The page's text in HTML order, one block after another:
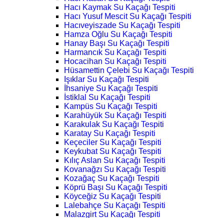
Hacı Kaymak Su Kaçağı Tespiti
Hacı Yusuf Mescit Su Kaçağı Tespiti
Hacıveyiszade Su Kaçağı Tespiti
Hamza Oğlu Su Kaçağı Tespiti
Hanay Başı Su Kaçağı Tespiti
Harmancık Su Kaçağı Tespiti
Hocacihan Su Kaçağı Tespiti
Hüsamettin Çelebi Su Kaçağı Tespiti
Işıklar Su Kaçağı Tespiti
İhsaniye Su Kaçağı Tespiti
İstiklal Su Kaçağı Tespiti
Kampüs Su Kaçağı Tespiti
Karahüyük Su Kaçağı Tespiti
Karakulak Su Kaçağı Tespiti
Karatay Su Kaçağı Tespiti
Keçeciler Su Kaçağı Tespiti
Keykubat Su Kaçağı Tespiti
Kılıç Aslan Su Kaçağı Tespiti
Kovanağzı Su Kaçağı Tespiti
Kozağaç Su Kaçağı Tespiti
Köprü Başı Su Kaçağı Tespiti
Köyceğiz Su Kaçağı Tespiti
Lalebahçe Su Kaçağı Tespiti
Malazgirt Su Kaçağı Tespiti